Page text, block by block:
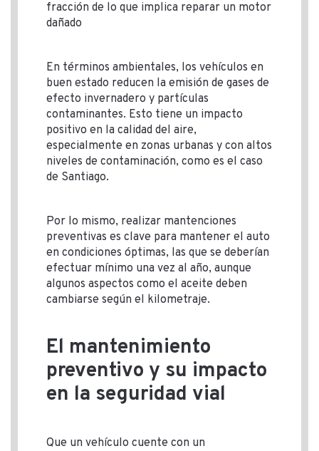
fracción de lo que implica reparar un motor
dañado
En términos ambientales, los vehículos en
buen estado reducen la emisión de gases de
efecto invernadero y partículas
contaminantes. Esto tiene un impacto
positivo en la calidad del aire,
especialmente en zonas urbanas y con altos
niveles de contaminación, como es el caso
de Santiago.
Por lo mismo, realizar mantenciones
preventivas es clave para mantener el auto
en condiciones óptimas, las que se deberían
efectuar mínimo una vez al año, aunque
algunos aspectos como el aceite deben
cambiarse según el kilometraje.
El mantenimiento
preventivo y su impacto
en la seguridad vial
Que un vehículo cuente con un